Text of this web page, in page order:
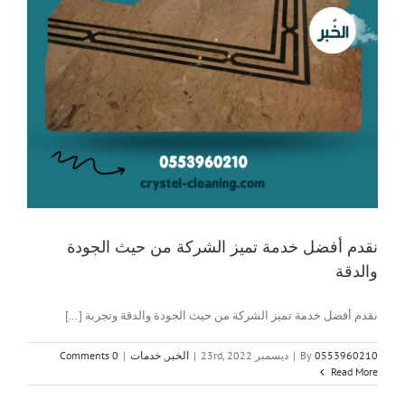
نقدم أفضل خدمة تميز الشركة من حيث الجودة
والدقة
نقدم أفضل خدمة تميز الشركة من حيث الجودة والدقة وتجربة [...]
By 0553960210
| ديسمبر 23rd, 2022 | الخبر خدمات |
0 Comments
Read More